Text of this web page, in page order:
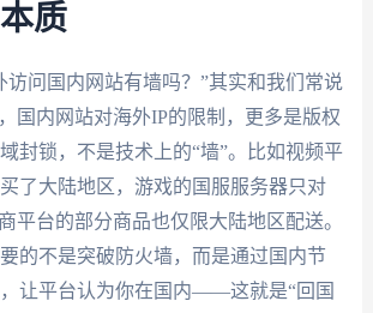
质
访问国内网站有墙吗？”其实和我们常说
国内网站对海外IP的限制，更多是版权
封锁，不是技术上的“墙”。比如视频平
了大陆地区，游戏的国服服务器只对
平台的部分商品也仅限大陆地区配送。
的不是突破防火墙，而是通过国内节
让平台认为你在国内——这就是“回国